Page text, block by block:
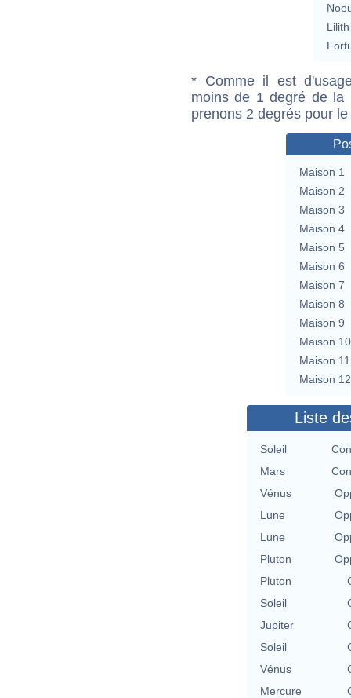
Lilith
* Comme il est
moins de 1 degré de la
prenons 2 degrés pour
Maison 1
Maison 2
Maison 3
Maison 4
Maison 5
Maison 6
Maison 7
Maison 8
Maison 9
Maison 10
Maison 11
Maison 12
Liste
Soleil
Mars
Vénus
Lune
Lune
Pluton
Pluton
Soleil
Jupiter
Soleil
Vénus
Mercure